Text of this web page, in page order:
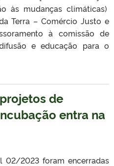
às mudanças climáticas)
Terra – Comércio Justo e
à comissão de
e educação para o
de
entra na
02/2023 foram encerradas